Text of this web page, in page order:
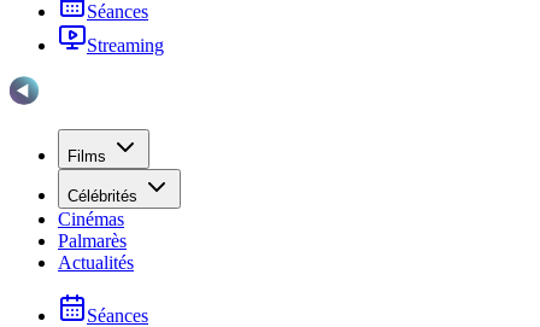
Séances
Streaming
Films
Célébrités
Cinémas
Palmarès
Actualités
Séances